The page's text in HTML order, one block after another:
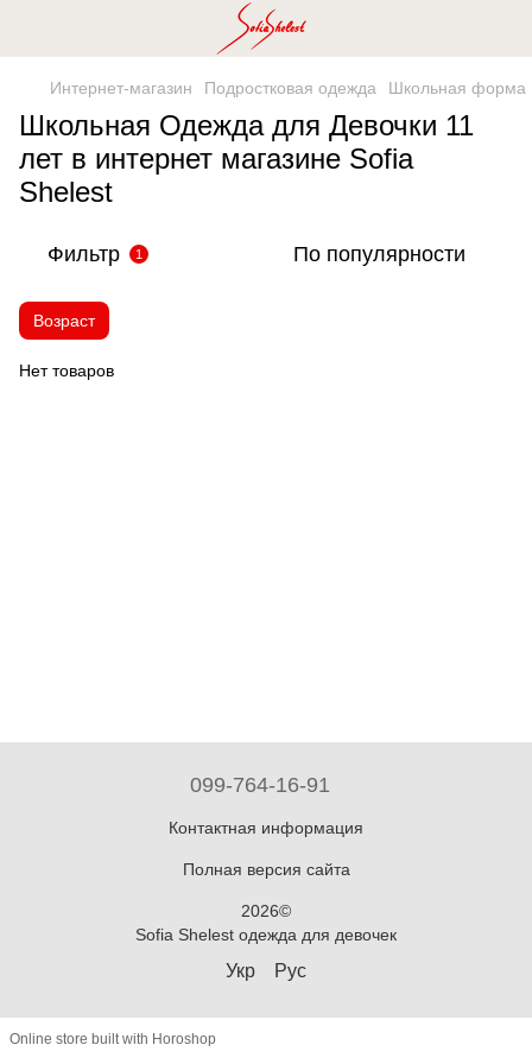
Интернет-магазин Подростковая одежда Школьная форма
Школьная Одежда для Девочки 11
лет в интернет магазине Sofia
Shelest
Фильтр 1 По популярности
Возраст
Нет товаров
099-764-16-91
Контактная информация
Полная версия сайта
2026©
Sofia Shelest одежда для девочек
Укр Рус
Online store built with Horoshop